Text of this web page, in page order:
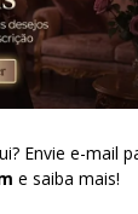
Envie e-mail
e saiba mais!